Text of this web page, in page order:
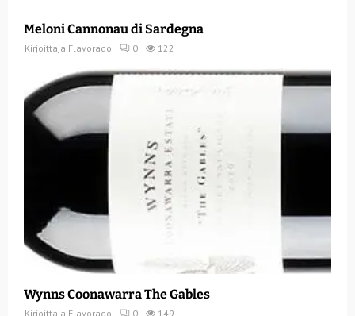
Meloni Cannonau di Sardegna
Kirjoittaja Flavorado 0 122
Wynns Coonawarra The Gables
Kirjoittaja Flavorado 0 149